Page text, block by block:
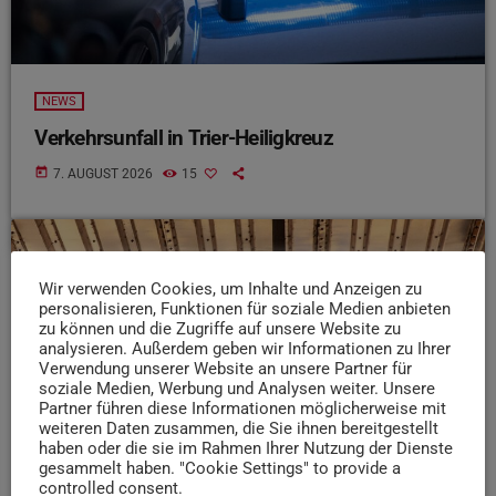
NEWS
Verkehrsunfall in Trier-Heiligkreuz
today 7. AUGUST 2026 15
Wir verwenden Cookies, um Inhalte und Anzeigen zu
personalisieren, Funktionen für soziale Medien anbieten
zu können und die Zugriffe auf unsere Website zu
analysieren. Außerdem geben wir Informationen zu Ihrer
Verwendung unserer Website an unsere Partner für
soziale Medien, Werbung und Analysen weiter. Unsere
Partner führen diese Informationen möglicherweise mit
weiteren Daten zusammen, die Sie ihnen bereitgestellt
haben oder die sie im Rahmen Ihrer Nutzung der Dienste
gesammelt haben. "Cookie Settings" to provide a
controlled consent.